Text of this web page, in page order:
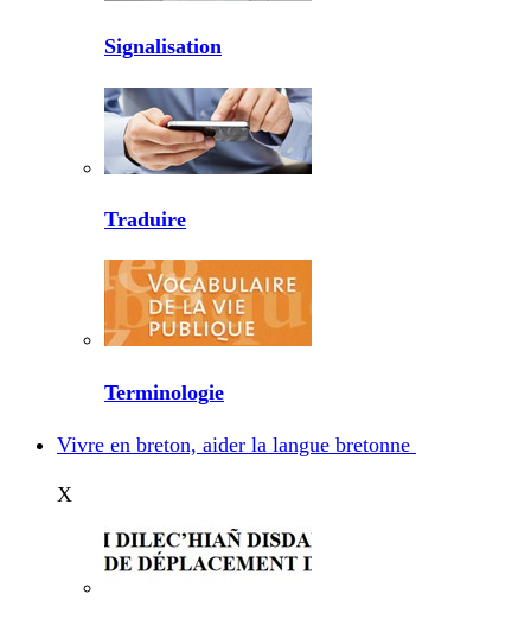
Signalisation
Traduire
Terminologie
Vivre en breton, aider la langue bretonne
X